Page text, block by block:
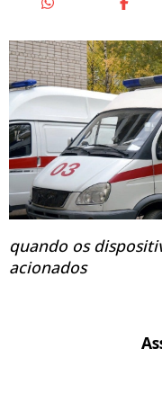
quando os
acionados